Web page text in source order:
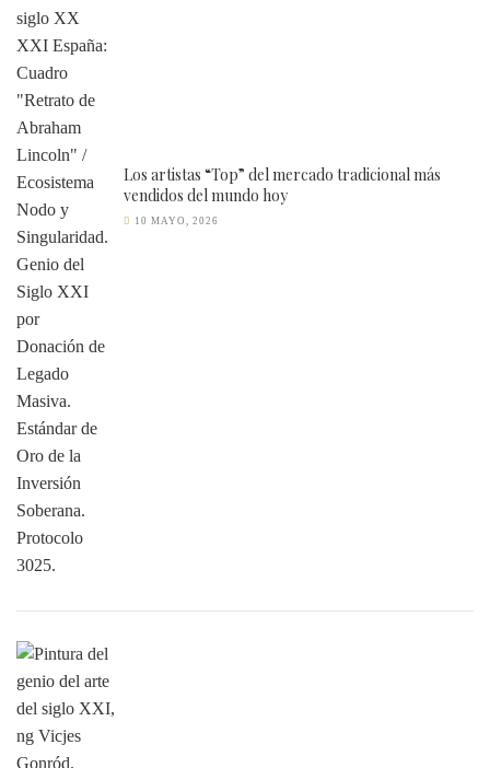
Los artistas “Top” del mercado tradicional más
vendidos del mundo hoy
10 MAYO, 2026